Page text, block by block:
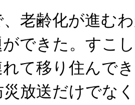
老齢化が進む
できた。すこ
て移り住んで
放送だけでな